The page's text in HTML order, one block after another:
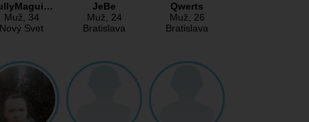
Muž, 34
Nový Svet
JeBe
Muž, 24
Bratislava
Qwerts
Muž, 26
Bratislava